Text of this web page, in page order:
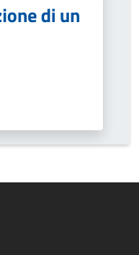
di un